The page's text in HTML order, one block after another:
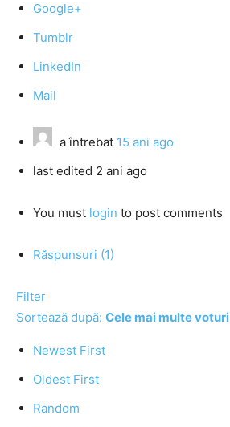
Google+
Tumblr
LinkedIn
Mail
a întrebat 15 ani ago
last edited 2 ani ago
You must login to post comments
Răspunsuri (1)
Filter
Sortează după: Cele mai multe voturi
Newest First
Oldest First
Random